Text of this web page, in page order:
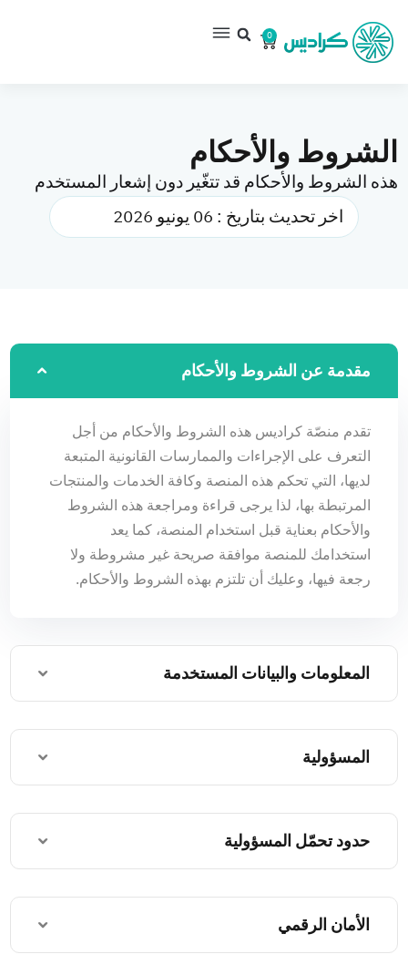
0
الشروط والأحكام
هذه الشروط والأحكام قد تتغّير دون إشعار المستخدم
اخر تحديث بتاريخ : 06 يونيو 2026
مقدمة عن الشروط والأحكام
تقدم منصّة كراديس هذه الشروط والأحكام من أجل
التعرف على الإجراءات والممارسات القانونية المتبعة
لديها، التي تحكم هذه المنصة وكافة الخدمات والمنتجات
المرتبطة بها، لذا يرجى قراءة ومراجعة هذه الشروط
والأحكام بعناية قبل استخدام المنصة، كما يعد
استخدامك للمنصة موافقة صريحة غير مشروطة ولا
رجعة فيها، وعليك أن تلتزم بهذه الشروط والأحكام.
المعلومات والبيانات المستخدمة
المسؤولية
حدود تحمّل المسؤولية
الأمان الرقمي